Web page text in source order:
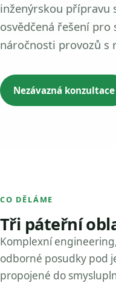
inženýrskou přípravu
osvědčená řešení
náročnosti provozů s
Nezávazná konzultace
CO DĚLÁME
Tři páteřní
Komplexní
odborné posudky pod
propojené do